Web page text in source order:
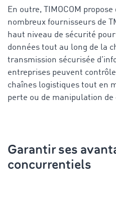
En outre, TIMOCOM propose
nombreux fournisseurs de
haut niveau de sécurité
données tout au long de la
transmission sécurisée
entreprises peuvent
chaînes logistiques tout en
perte ou de manipulation de
Garantir ses
concurrentiels